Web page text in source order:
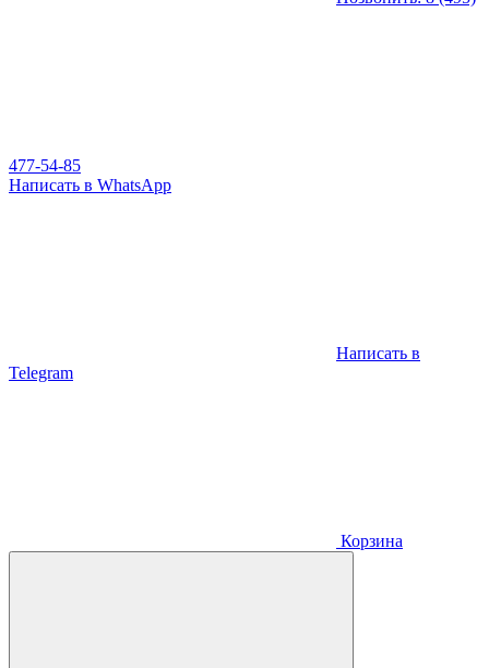
477-54-85
Написать в WhatsApp
Написать в
Telegram
Корзина